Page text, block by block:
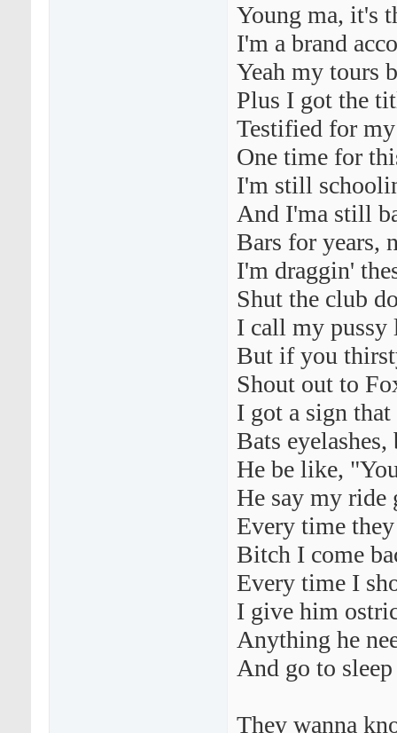
Young ma, it's
I'm a brand
Yeah my tours
Plus I got the
Testified for
One time for
I'm still
And I'ma still
Bars for years,
I'm draggin'
Shut the club
I call my
But if you
Shout out to
I got a sign that
Bats eyelashes,
He be like,
He say my ride
Every time
Bitch I come
Every time I
I give him
Anything he
And go to
They wanna